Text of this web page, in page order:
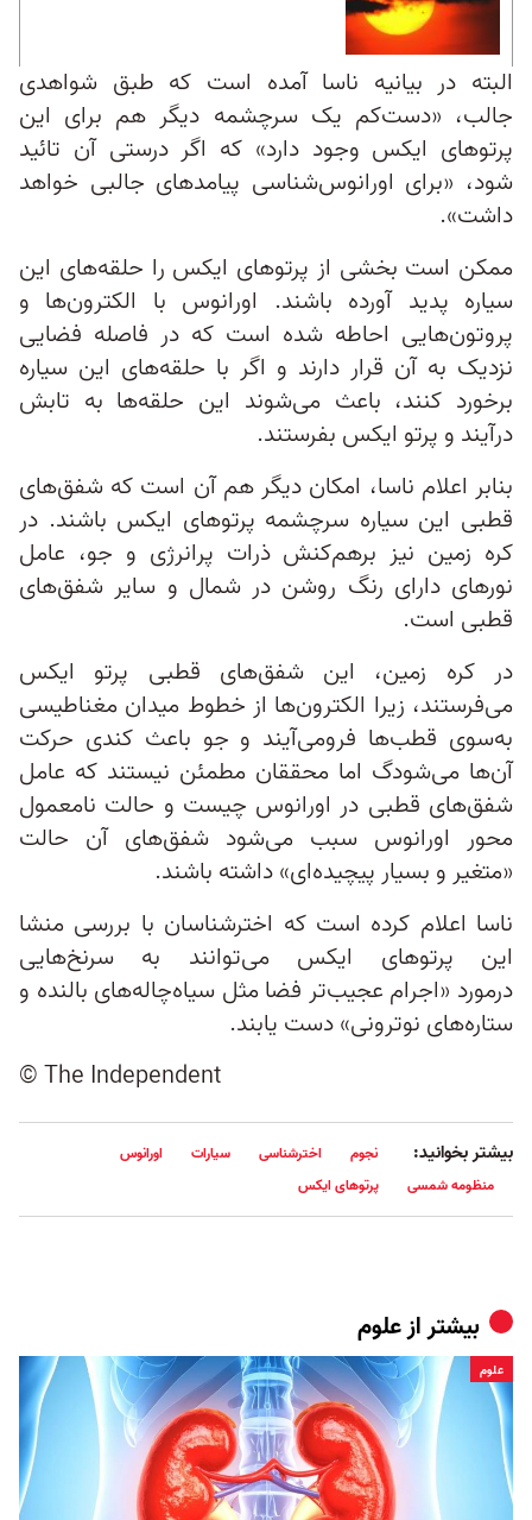
البته در بیانیه ناسا آمده است که طبق شواهدی
جالب، «دست‌کم یک سرچشمه دیگر هم برای این
پرتوهای ایکس وجود دارد» که اگر درستی آن تائید
شود، «برای اورانوس‌‌شناسی پیامدهای جالبی خواهد
داشت».
ممکن است بخشی از پرتوهای ایکس را حلقه‌های این
سیاره پدید آورده باشند. اورانوس با الکترون‌ها و
پروتون‌هایی احاطه شده است که در فاصله فضایی
نزدیک به آن قرار دارند و اگر با حلقه‌های این سیاره
برخورد کنند، باعث می‌شوند این حلقه‌ها به تابش
درآیند و پرتو ایکس بفرستند.
بنابر اعلام ناسا، امکان دیگر هم آن است که شفق‌های
قطبی این سیاره سرچشمه پرتوهای ایکس باشند. در
کره زمین نیز برهم‌کنش ذرات پرانرژی و جو، عامل
نورهای دارای رنگ روشن در شمال و سایر شفق‌های
قطبی است.
در کره زمین، این شفق‌های قطبی پرتو ایکس
می‌فرستند، زیرا الکترون‌ها از خطوط میدان مغناطیسی
به‌سوی قطب‌ها فرومی‌آیند و جو باعث کندی حرکت
آن‌ها می‌شودگ اما محققان مطمئن نیستند که عامل
شفق‌های قطبی در اورانوس چیست و حالت نامعمول
محور اورانوس سبب می‌شود شفق‌های آن حالت
«متغیر و بسیار پیچیده‌ای» داشته باشند.
ناسا اعلام کرده است که اختر‌شناسان با بررسی منشا
این پرتوهای ایکس می‌توانند به سرنخ‌هایی
درمورد «اجرام عجیب‌تر فضا مثل سیاه‌چاله‌های بالنده و
ستاره‌های نوترونی» دست یابند.
© The Independent
بیشتر بخوانید: نجوم اخترشناسی سیارات
اورانوس
منظومه شمسی
پرتوهای ایکس
بیشتر ازعلوم
علوم